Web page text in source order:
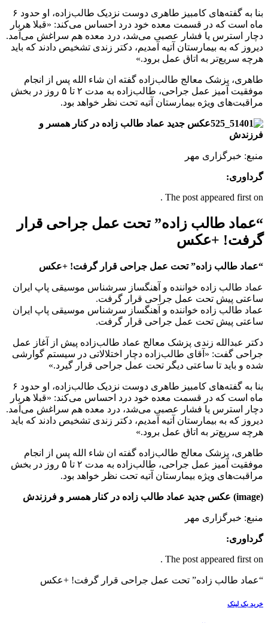
بنا به گفته‌های کامبیز طاهری دوست نزدیک طالب‌زاده، او حدود ۶
ماه است که در قسمت معده خود درد احساس می‌کند: «قبلا هربار
دچار استرس یا فشار عصبی می‌شد، درد معده هم سراغش می‌آمد.
دیروز که به بیمارستان آتیه آمدیم، دکتر زندی تشخیص دادند که باید
هرچه سریع‌تر به اتاق عمل برود.»
طاهری، پزشک معالج طالب‌زاده گفته ان شاء الله پس از انجام
موفقیت آمیز عمل جراحی، طالب‌زاده به مدت ٢ تا ۵ روز در بخش
مراقبت‌های ویژه بیمارستان آتیه تحت نظر خواهد بود.
عکس جدید عماد طالب زاده در کنار همسر و
فرزندش
منبع: خبرگزاری مهر
گرداوری:
The post appeared first on .
“عماد طالب زاده” تحت عمل جراحی قرار
گرفت! +عکس
“عماد طالب زاده” تحت عمل جراحی قرار گرفت! +عکس
عماد طالب زاده خواننده و آهنگساز سر‌شناس موسیقی پاپ ایران
ساعتی پیش تحت عمل جراحی قرار گرفت.
عماد طالب زاده خواننده و آهنگساز سر‌شناس موسیقی پاپ ایران
ساعتی پیش تحت عمل جراحی قرار گرفت.
دکتر عبدالله زندی پزشک معالج عماد طالب‌زاده پیش از آغاز عمل
جراحی گفت: «آقای طالب‌زاده دچار اختلالاتی در سیستم گوارشی
شده و باید تا ساعتی دیگر تحت عمل جراحی قرار گیرد.»
بنا به گفته‌های کامبیز طاهری دوست نزدیک طالب‌زاده، او حدود ۶
ماه است که در قسمت معده خود درد احساس می‌کند: «قبلا هربار
دچار استرس یا فشار عصبی می‌شد، درد معده هم سراغش می‌آمد.
دیروز که به بیمارستان آتیه آمدیم، دکتر زندی تشخیص دادند که باید
هرچه سریع‌تر به اتاق عمل برود.»
طاهری، پزشک معالج طالب‌زاده گفته ان شاء الله پس از انجام
موفقیت آمیز عمل جراحی، طالب‌زاده به مدت ٢ تا ۵ روز در بخش
مراقبت‌های ویژه بیمارستان آتیه تحت نظر خواهد بود.
(image) عکس جدید عماد طالب زاده در کنار همسر و فرزندش
منبع: خبرگزاری مهر
گرداوری:
The post appeared first on .
“عماد طالب زاده” تحت عمل جراحی قرار گرفت! +عکس
خرید بک لینک